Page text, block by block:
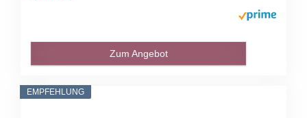
Zum Angebot
EMPFEHLUNG